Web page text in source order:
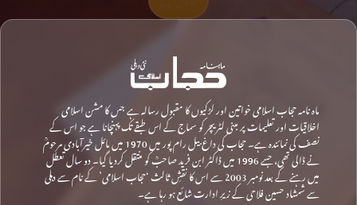
ماہ نامہ حجاب اسلامی خواتین اور لڑکیوں کا مقبول رسالہ ہے جس کا مشن اسلامی
اخلاقیات اور تعلیمات پر مبنی لٹریچر کو سماج کے اس طبقے تک پہنچانا ہے جو اس کے
نصف کی نمائندہ ہے۔ حجاب کی داغ بیل رام پور میں 1970 میں مائل خیرآبادی مرحومؒ
نے ڈالی تھی، جسے 1996 میں ڈاکٹر ابن فرید صاحبؒ کو منتقل کردیا گیا۔ دو سال تعطل
میں رہنے کے بعد نومبر 2003 سے اس کا نقشِ ثالث ‘حجاب اسلامی’ کے نام سے دہلی
سے شمشاد حسین فلاحی کے زیرِ ادارت شائع ہو رہا ہے۔